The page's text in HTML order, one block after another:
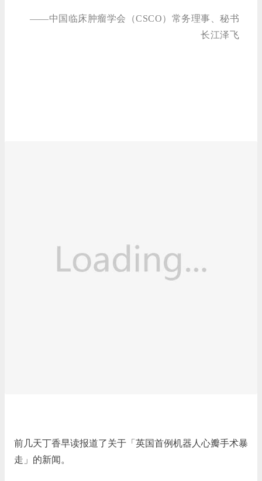
——中国临床肿瘤学会（CSCO）常务理事、秘书
长江泽飞
前几天丁香早读报道了关于「英国首例机器人心瓣手术暴
走」的新闻。